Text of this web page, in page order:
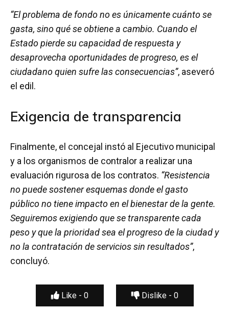
“El problema de fondo no es únicamente cuánto se
gasta, sino qué se obtiene a cambio. Cuando el
Estado pierde su capacidad de respuesta y
desaprovecha oportunidades de progreso, es el
ciudadano quien sufre las consecuencias”, aseveró
el edil.
Exigencia de transparencia
Finalmente, el concejal instó al Ejecutivo municipal
y a los organismos de contralor a realizar una
evaluación rigurosa de los contratos. “Resistencia
no puede sostener esquemas donde el gasto
público no tiene impacto en el bienestar de la gente.
Seguiremos exigiendo que se transparente cada
peso y que la prioridad sea el progreso de la ciudad y
no la contratación de servicios sin resultados”,
concluyó.
Like - 0 Dislike - 0